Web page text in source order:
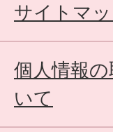
サイトマ
個人情報
いて